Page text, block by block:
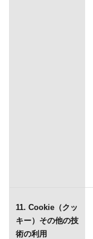
11. Cookie（クッ
キー）その他の技
術の利用